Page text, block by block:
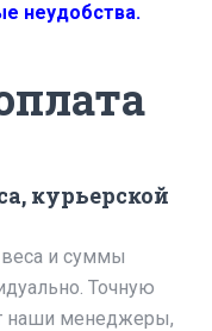
неудобства.
курьерской
веса и суммы
Точную
наши менеджеры,